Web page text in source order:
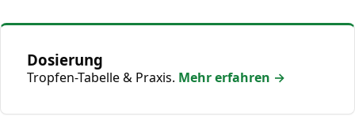
Dosierung
Tropfen-Tabelle & Praxis. Mehr erfahren →